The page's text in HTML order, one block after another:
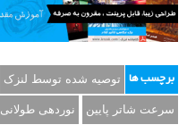
برچسب ها توصیه شده توسط لنزک
سرعت شاتر پایین نوردهی طولانی